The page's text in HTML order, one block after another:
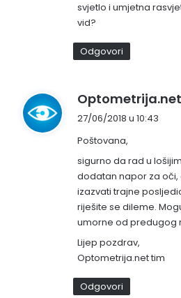
svjetlo i umjetna
vid?
Odgovori
Optometrija.net
27/06/2018 u 10:43
Poštovana,
sigurno da rad u
dodatan napor za oči,
izazvati trajne
riješite se dileme.
umorne od predugog
Lijep pozdrav,
Optometrija.net tim
Odgovori